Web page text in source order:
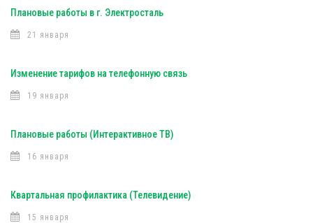
Плановые работы в г. Электросталь
21 января
Изменение тарифов на телефонную связь
19 января
Плановые работы (Интерактивное ТВ)
16 января
Квартальная профилактика (Телевидение)
15 января